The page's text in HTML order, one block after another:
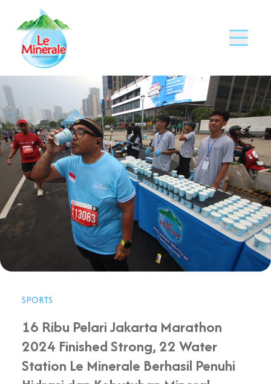
SPORTS
16 Ribu Pelari Jakarta Marathon
2024 Finished Strong, 22 Water
Station Le Minerale Berhasil Penuhi